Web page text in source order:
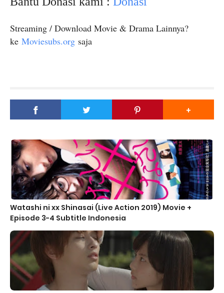
Streaming / Download Movie & Drama Lainnya?
ke Moviesubs.org saja
Watashi ni xx Shinasai (Live Action 2019) Movie +
Episode 3-4 Subtitle Indonesia